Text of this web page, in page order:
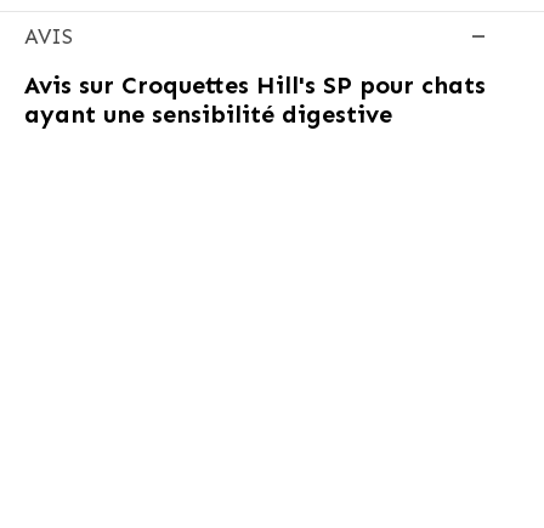
AVIS
Avis sur Croquettes Hill's SP pour chats
ayant une sensibilité digestive